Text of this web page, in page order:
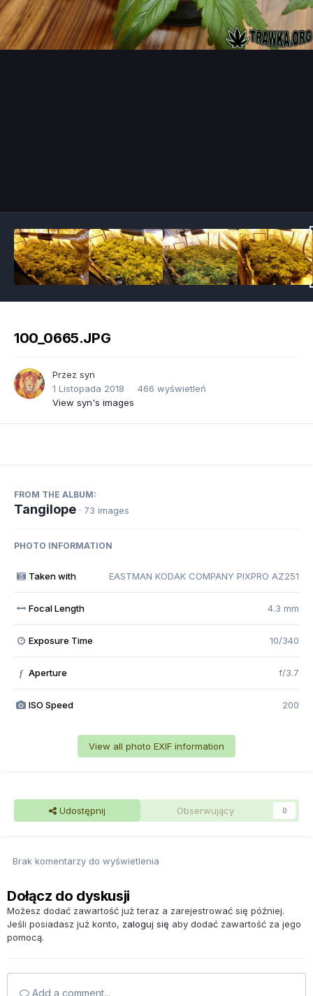
100_0665.JPG
Przez syn
1 Listopada 2018
466 wyświetleń
View syn's images
FROM THE ALBUM:
Tangilope · 73 images
PHOTO INFORMATION
Taken with EASTMAN KODAK COMPANY PIXPRO AZ251
Focal Length 4.3 mm
Exposure Time 10/340
f Aperture f/3.7
ISO Speed 200
View all photo EXIF information
Udostępnij Obserwujący 0
Brak komentarzy do wyświetlenia
Dołącz do dyskusji
Możesz dodać zawartość już teraz a zarejestrować się później.
Jeśli posiadasz już konto, zaloguj się aby dodać zawartość za jego
pomocą.
Add a comment...